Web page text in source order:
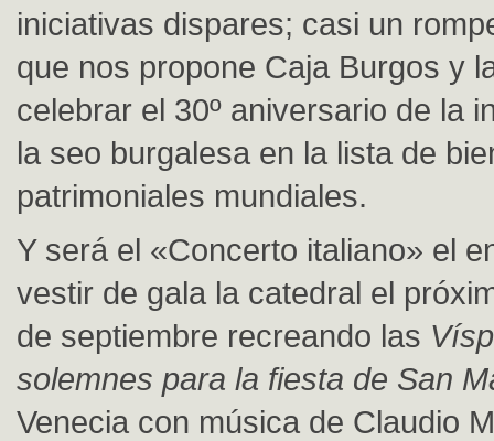
iniciativas dispares; casi un
que nos propone Caja Burgos y
celebrar el 30º aniversario de la
la seo burgalesa en la lista de
patrimoniales mundiales.
Y será el «Concerto italiano» el
vestir de gala la catedral el
de septiembre recreando las
solemnes para la fiesta de San
Venecia con música de Claudio